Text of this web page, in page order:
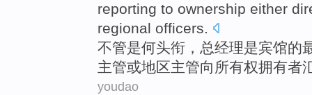
reporting to ownership either
regional officers.
不管是何头衔 ， 总经理是宾馆的
主管或地区主管向 所有权拥有者
youdao